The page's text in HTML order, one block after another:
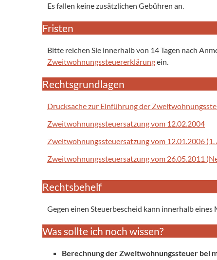
Es fallen keine zusätzlichen Gebühren an.
Fristen
Bitte reichen Sie innerhalb von 14 Tagen nach
Zweitwohnungssteuererklärungein.
Rechtsgrundlagen
Drucksache zur Einführung der
Zweitwohnungssteuersatzung vom 12.02.2004
Zweitwohnungssteuersatzung vom 12.01.2006 (1.
Zweitwohnungssteuersatzung vom 26.05.2011
Rechtsbehelf
Gegen einen Steuerbescheid kann innerhalb
Was sollte ich noch wissen?
Berechnung der Zweitwohnungssteuer bei